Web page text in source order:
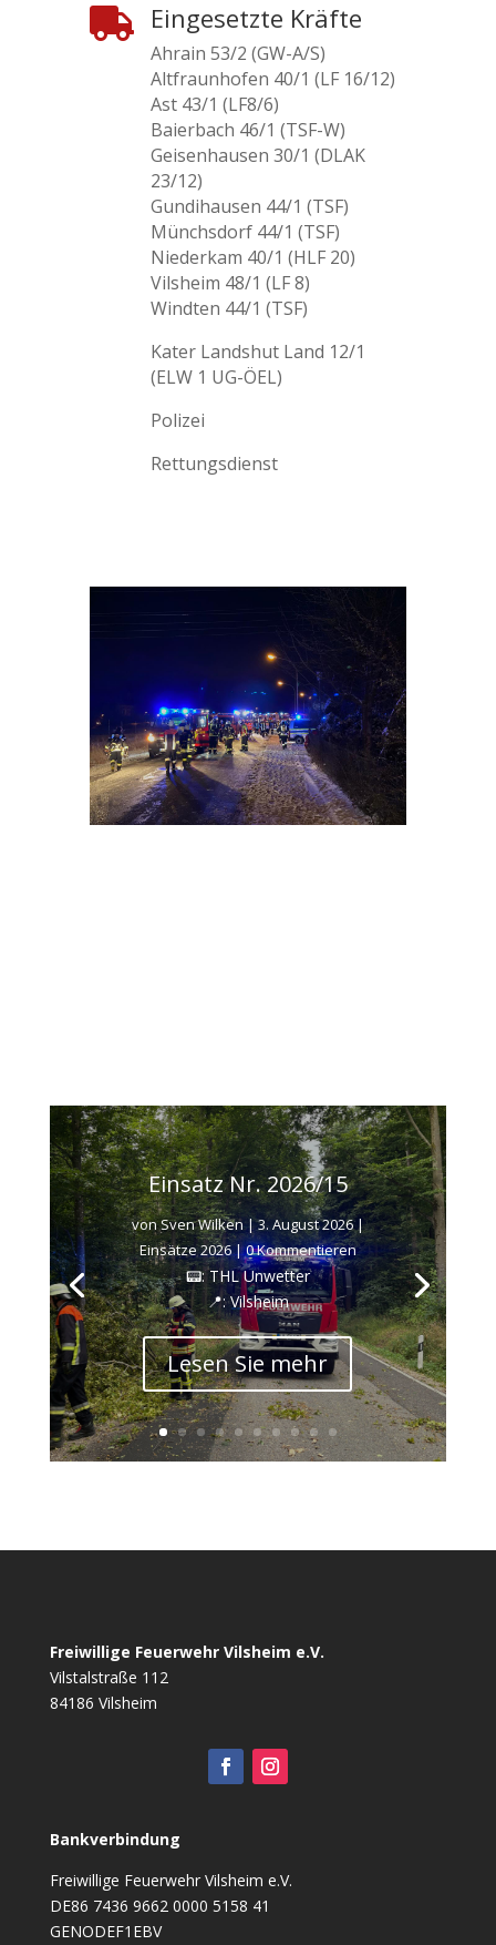
 Eingesetzte Kräfte
Ahrain 53/2 (GW-A/S)
Altfraunhofen 40/1 (LF 16/12)
Ast 43/1 (LF8/6)
Baierbach 46/1 (TSF-W)
Geisenhausen 30/1 (DLAK
23/12)
Gundihausen 44/1 (TSF)
Münchsdorf 44/1 (TSF)
Niederkam 40/1 (HLF 20)
Vilsheim 48/1 (LF 8)
Windten 44/1 (TSF)
Kater Landshut Land 12/1
(ELW 1 UG-ÖEL)
Polizei
Rettungsdienst
Einsatz Nr. 2026/15
vonSven Wilken|3. August 2026|
Einsätze 2026| 0 Kommentieren
📟: THL Unwetter
📍: Vilsheim
Lesen Sie mehr
Freiwillige Feuerwehr Vilsheim e.V.
Vilstalstraße 112
84186 Vilsheim
Bankverbindung
Freiwillige Feuerwehr Vilsheim e.V.
DE86 7436 9662 0000 5158 41
GENODEF1EBV